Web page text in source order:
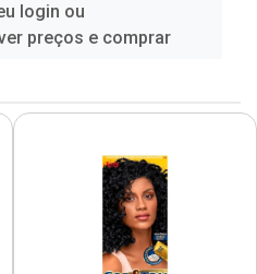
login ou
preços e comprar